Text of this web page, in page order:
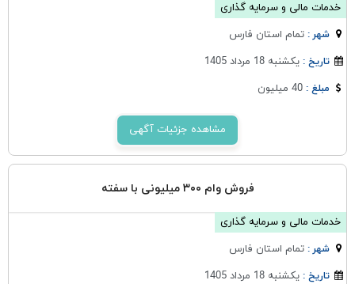
خدمات مالی و سرمایه گذاری
شهر :تمام استان فارس
تاریخ :یکشنبه 18 مرداد 1405
مبلغ :40 میلیون
مشاهده جزئیات آگهی
فروش وام ۳۰۰ میلیونی با سفته
خدمات مالی و سرمایه گذاری
شهر :تمام استان فارس
تاریخ :یکشنبه 18 مرداد 1405